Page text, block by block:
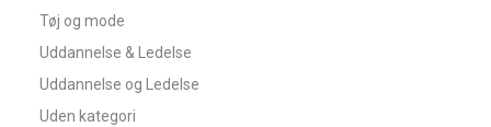
Tøj og mode
Uddannelse & Ledelse
Uddannelse og Ledelse
Uden kategori